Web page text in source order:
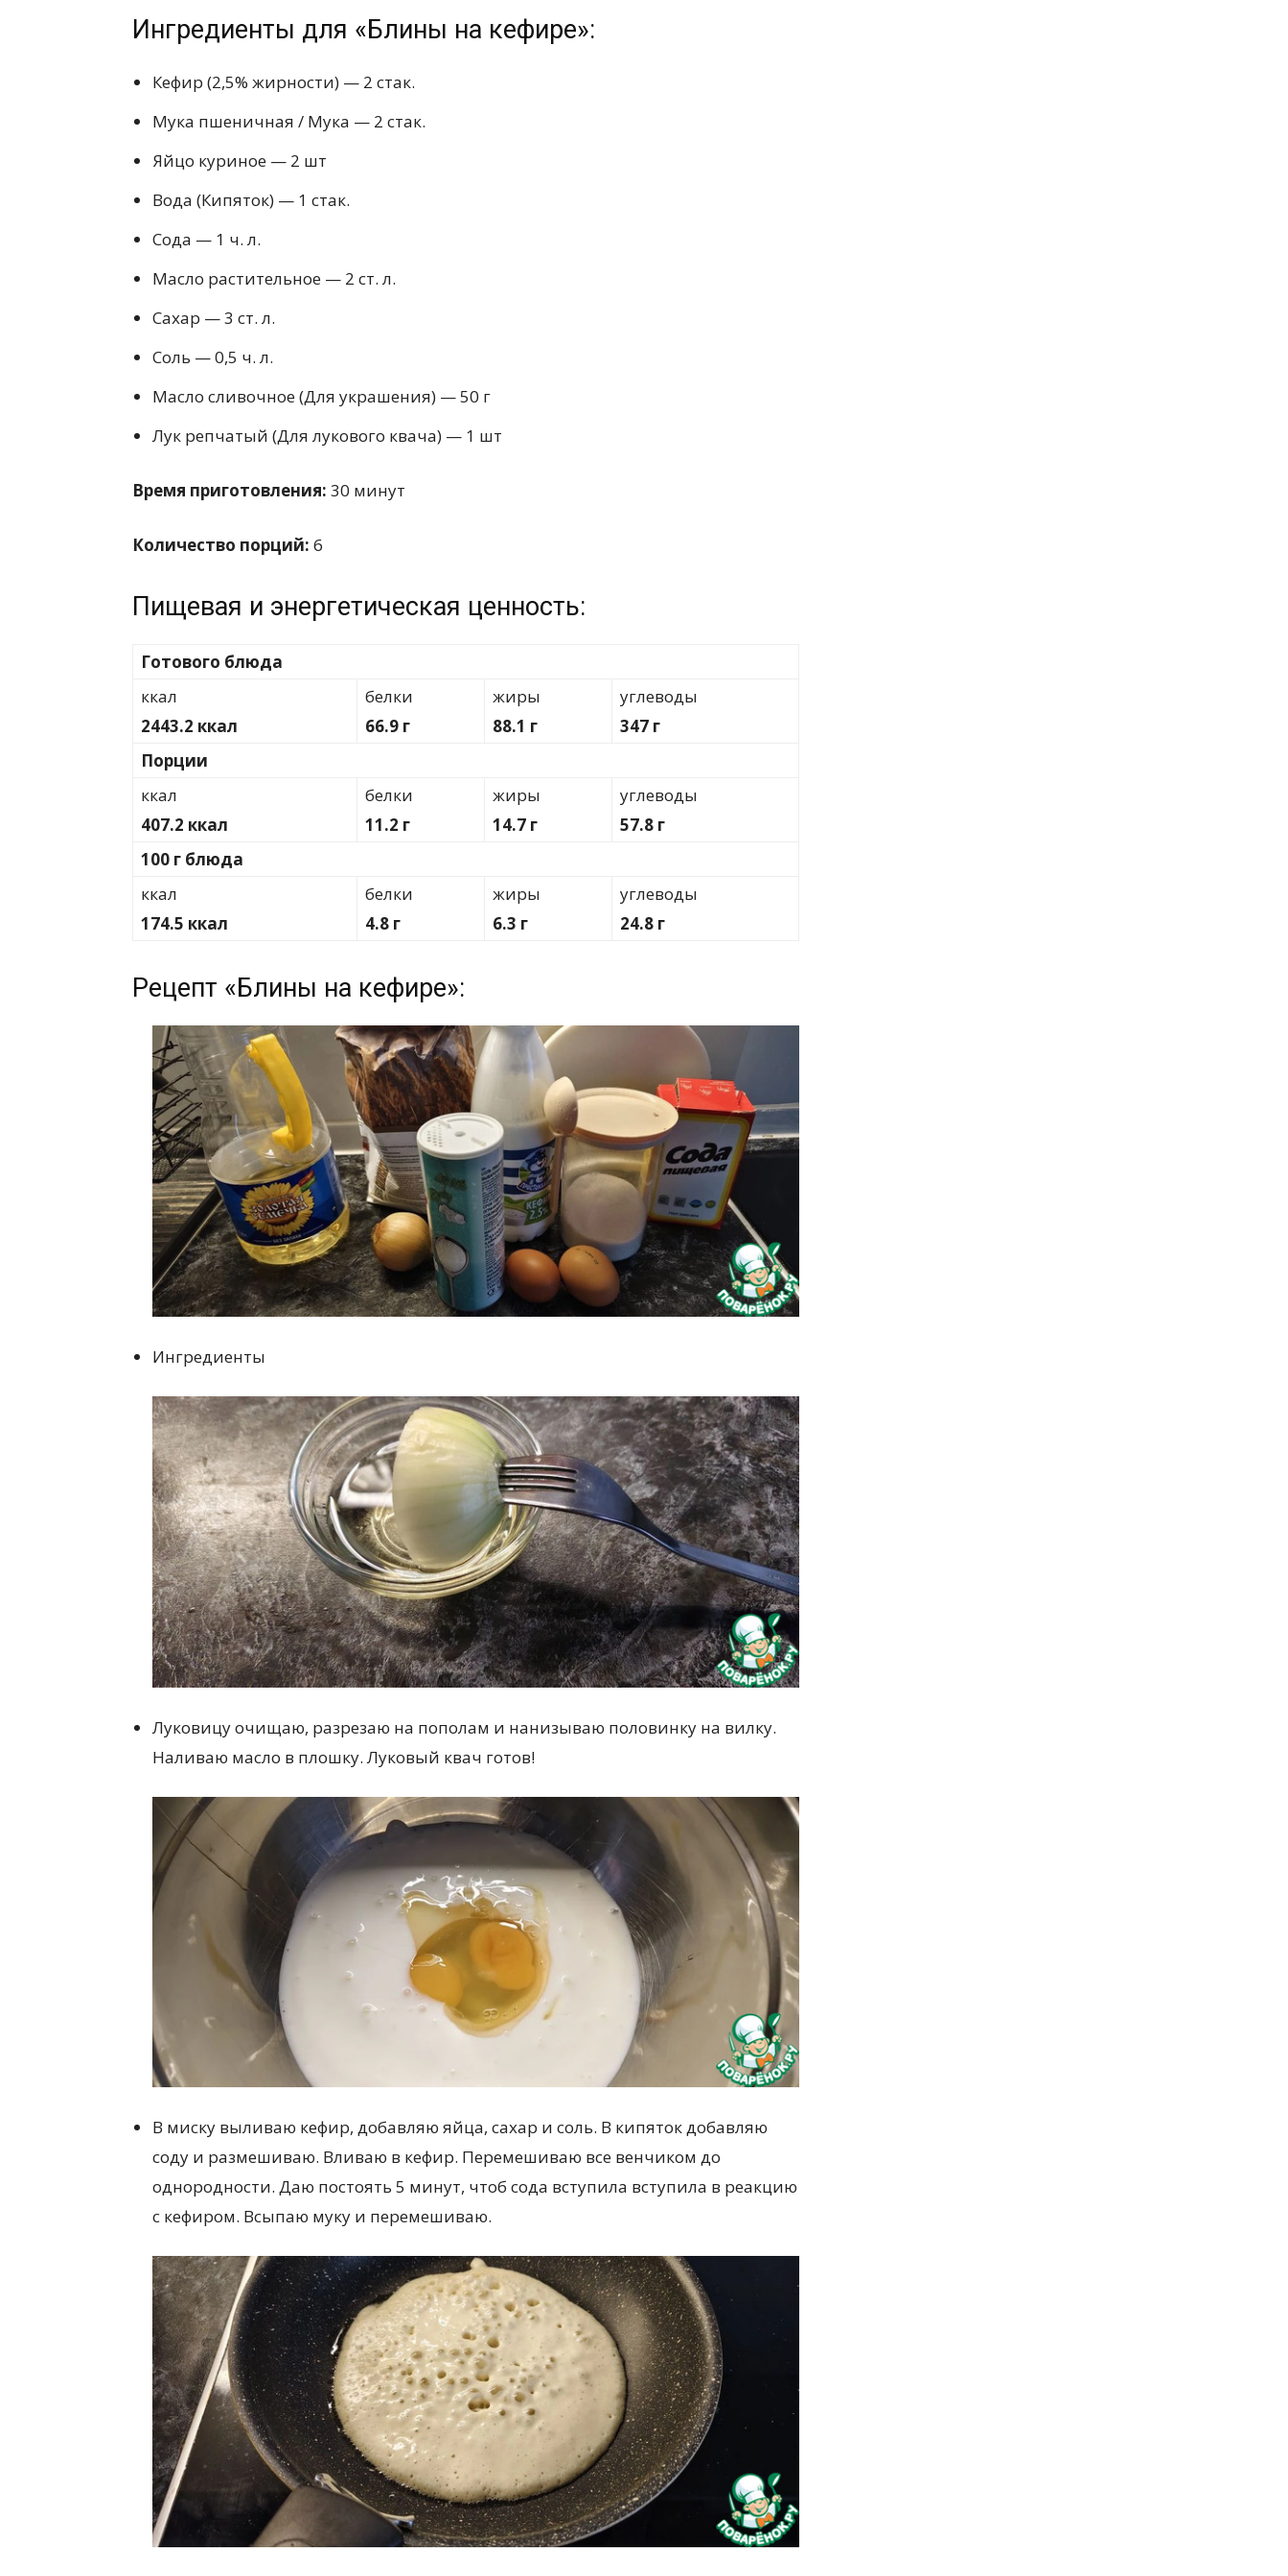
Ингредиенты для «Блины на кефире»:
Кефир (2,5% жирности) — 2 стак.
Мука пшеничная / Мука — 2 стак.
Яйцо куриное — 2 шт
Вода (Кипяток) — 1 стак.
Сода — 1 ч. л.
Масло растительное — 2 ст. л.
Сахар — 3 ст. л.
Соль — 0,5 ч. л.
Масло сливочное (Для украшения) — 50 г
Лук репчатый (Для лукового квача) — 1 шт
Время приготовления: 30 минут
Количество порций: 6
Пищевая и энергетическая ценность:
Готового блюда
ккал
2443.2 ккал
белки
66.9 г
жиры
88.1 г
углеводы
347 г
Порции
ккал
407.2 ккал
белки
11.2 г
жиры
14.7 г
углеводы
57.8 г
100 г блюда
ккал
174.5 ккал
белки
4.8 г
жиры
6.3 г
углеводы
24.8 г
Рецепт «Блины на кефире»:
Ингредиенты
Луковицу очищаю, разрезаю на пополам и нанизываю половинку на вилку.
Наливаю масло в плошку. Луковый квач готов!
В миску выливаю кефир, добавляю яйца, сахар и соль. В кипяток добавляю
соду и размешиваю. Вливаю в кефир. Перемешиваю все венчиком до
однородности. Даю постоять 5 минут, чтоб сода вступила вступила в реакцию
с кефиром. Всыпаю муку и перемешиваю.